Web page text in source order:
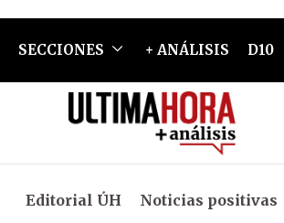
SECCIONES + ANÁLISIS D10
Editorial ÚH Noticias positivas